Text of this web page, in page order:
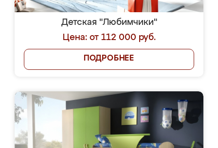
Детская "Любимчики"
Цена: от 112 000 руб.
ПОДРОБНЕЕ